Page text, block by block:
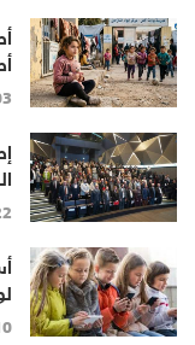
03
22
10 كانون